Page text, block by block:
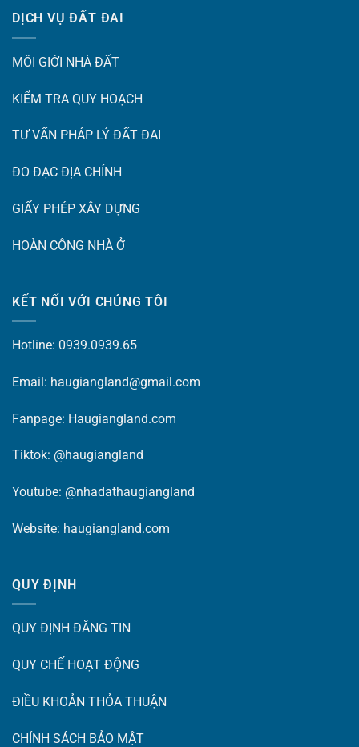
DỊCH VỤ ĐẤT ĐAI
MÔI GIỚI NHÀ ĐẤT
KIỂM TRA QUY HOẠCH
TƯ VẤN PHÁP LÝ ĐẤT ĐAI
ĐO ĐẠC ĐỊA CHÍNH
GIẤY PHÉP XÂY DỰNG
HOÀN CÔNG NHÀ Ở
KẾT NỐI VỚI CHÚNG TÔI
Hotline: 0939.0939.65
Email: haugiangland@gmail.com
Fanpage: Haugiangland.com
Tiktok: @haugiangland
Youtube: @nhadathaugiangland
Website: haugiangland.com
QUY ĐỊNH
QUY ĐỊNH ĐĂNG TIN
QUY CHẾ HOẠT ĐỘNG
ĐIỀU KHOẢN THỎA THUẬN
CHÍNH SÁCH BẢO MẬT